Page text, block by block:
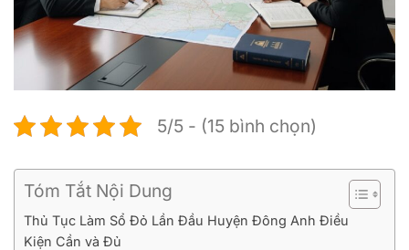
5/5 - (15 bình chọn)
Tóm Tắt Nội Dung
Thủ Tục Làm Sổ Đỏ Lần Đầu Huyện Đông Anh Điều
Kiện Cần và Đủ